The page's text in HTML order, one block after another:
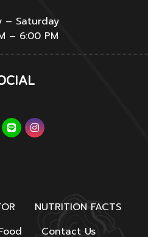
– Saturday
– 6:00 PM
NUTRITION FACTS
Contact Us